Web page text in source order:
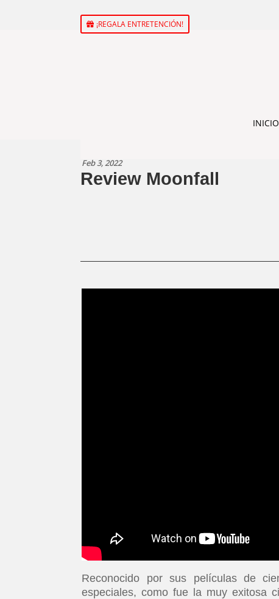
¡REGALA ENTRETENCIÓN!
INICIO
Feb 3, 2022
Review Moonfall
Reconocido por sus películas de
especiales, como fue la muy exitosa